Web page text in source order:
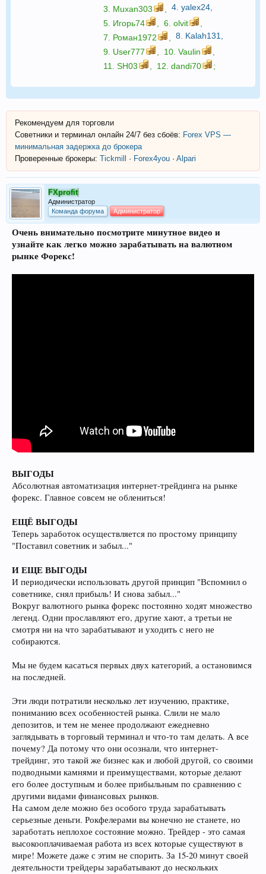
3. Muxan303 4. yalex24
5. Игорь74 6. olvit
7. Роман1972 8. Kalah131
9. User777 10. Vaulin
11. SH03 12. dandi70 ;
Рекомендуем для торговли
Советники и терминал онлайн 24/7 без сбоёв: Forex VPS —
минимальная задержка до брокера
Проверенные брокеры: Tickmill · Forex4you · Alpari
FXprofit
Администратор
Команда форума
Администратор
Очень внимательно посмотрите минутное видео и
узнайте как легко можно зарабатывать на валютном
рынке Форекс!
ВЫГОДЫ
Абсолютная автоматизация интернет-трейдинга на рынке
форекс. Главное совсем не облениться!
ЕЩЁ ВЫГОДЫ
Теперь заработок осуществляется по простому принципу
"Поставил советник и забыл..."
И ЕЩЕ ВЫГОДЫ
И периодически использовать другой принцип "Вспомнил о
советнике, снял прибыль! И снова забыл..."
Вокруг валютного рынка форекс постоянно ходят множество
легенд. Одни прославляют его, другие хают, а третьи не
смотря ни на что зарабатывают и уходить с него не
собираются.
Мы не будем касаться первых двух категорий, а остановимся
на последней.
Эти люди потратили несколько лет изучению, практике,
пониманию всех особенностей рынка. Слили не мало
депозитов, и тем не менее продолжают ежедневно
заглядывать в торговый терминал и что-то там делать. А все
почему? Да потому что они осознали, что интернет-
трейдинг, это такой же бизнес как и любой другой, со своими
подводными камнями и преимуществами, которые делают
его более доступным и более прибыльным по сравнению с
другими видами финансовых рынков.
На самом деле можно без особого труда зарабатывать
серьезные деньги. Рокфелерами вы конечно не станете, но
заработать неплохое состояние можно. Трейдер - это самая
высокооплачиваемая работа из всех которые существуют в
мире! Можете даже с этим не спорить. За 15-20 минут своей
деятельности трейдеры зарабатывают до нескольких